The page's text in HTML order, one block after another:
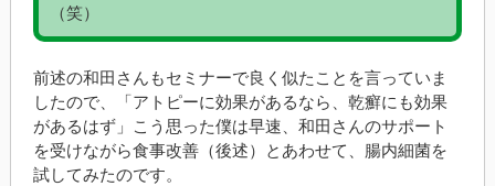
（笑）
前述の和田さんもセミナーで良く似たことを言っていま
したので、「アトピーに効果があるなら、乾癬にも効果
があるはず」こう思った僕は早速、和田さんのサポート
を受けながら食事改善（後述）とあわせて、腸内細菌を
試してみたのです。